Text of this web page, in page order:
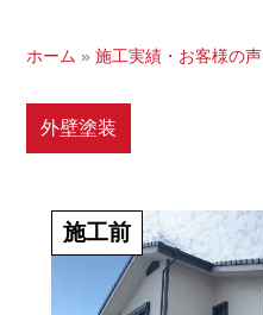
ホーム » 施工実績・お客様の声
外壁塗装
施工前